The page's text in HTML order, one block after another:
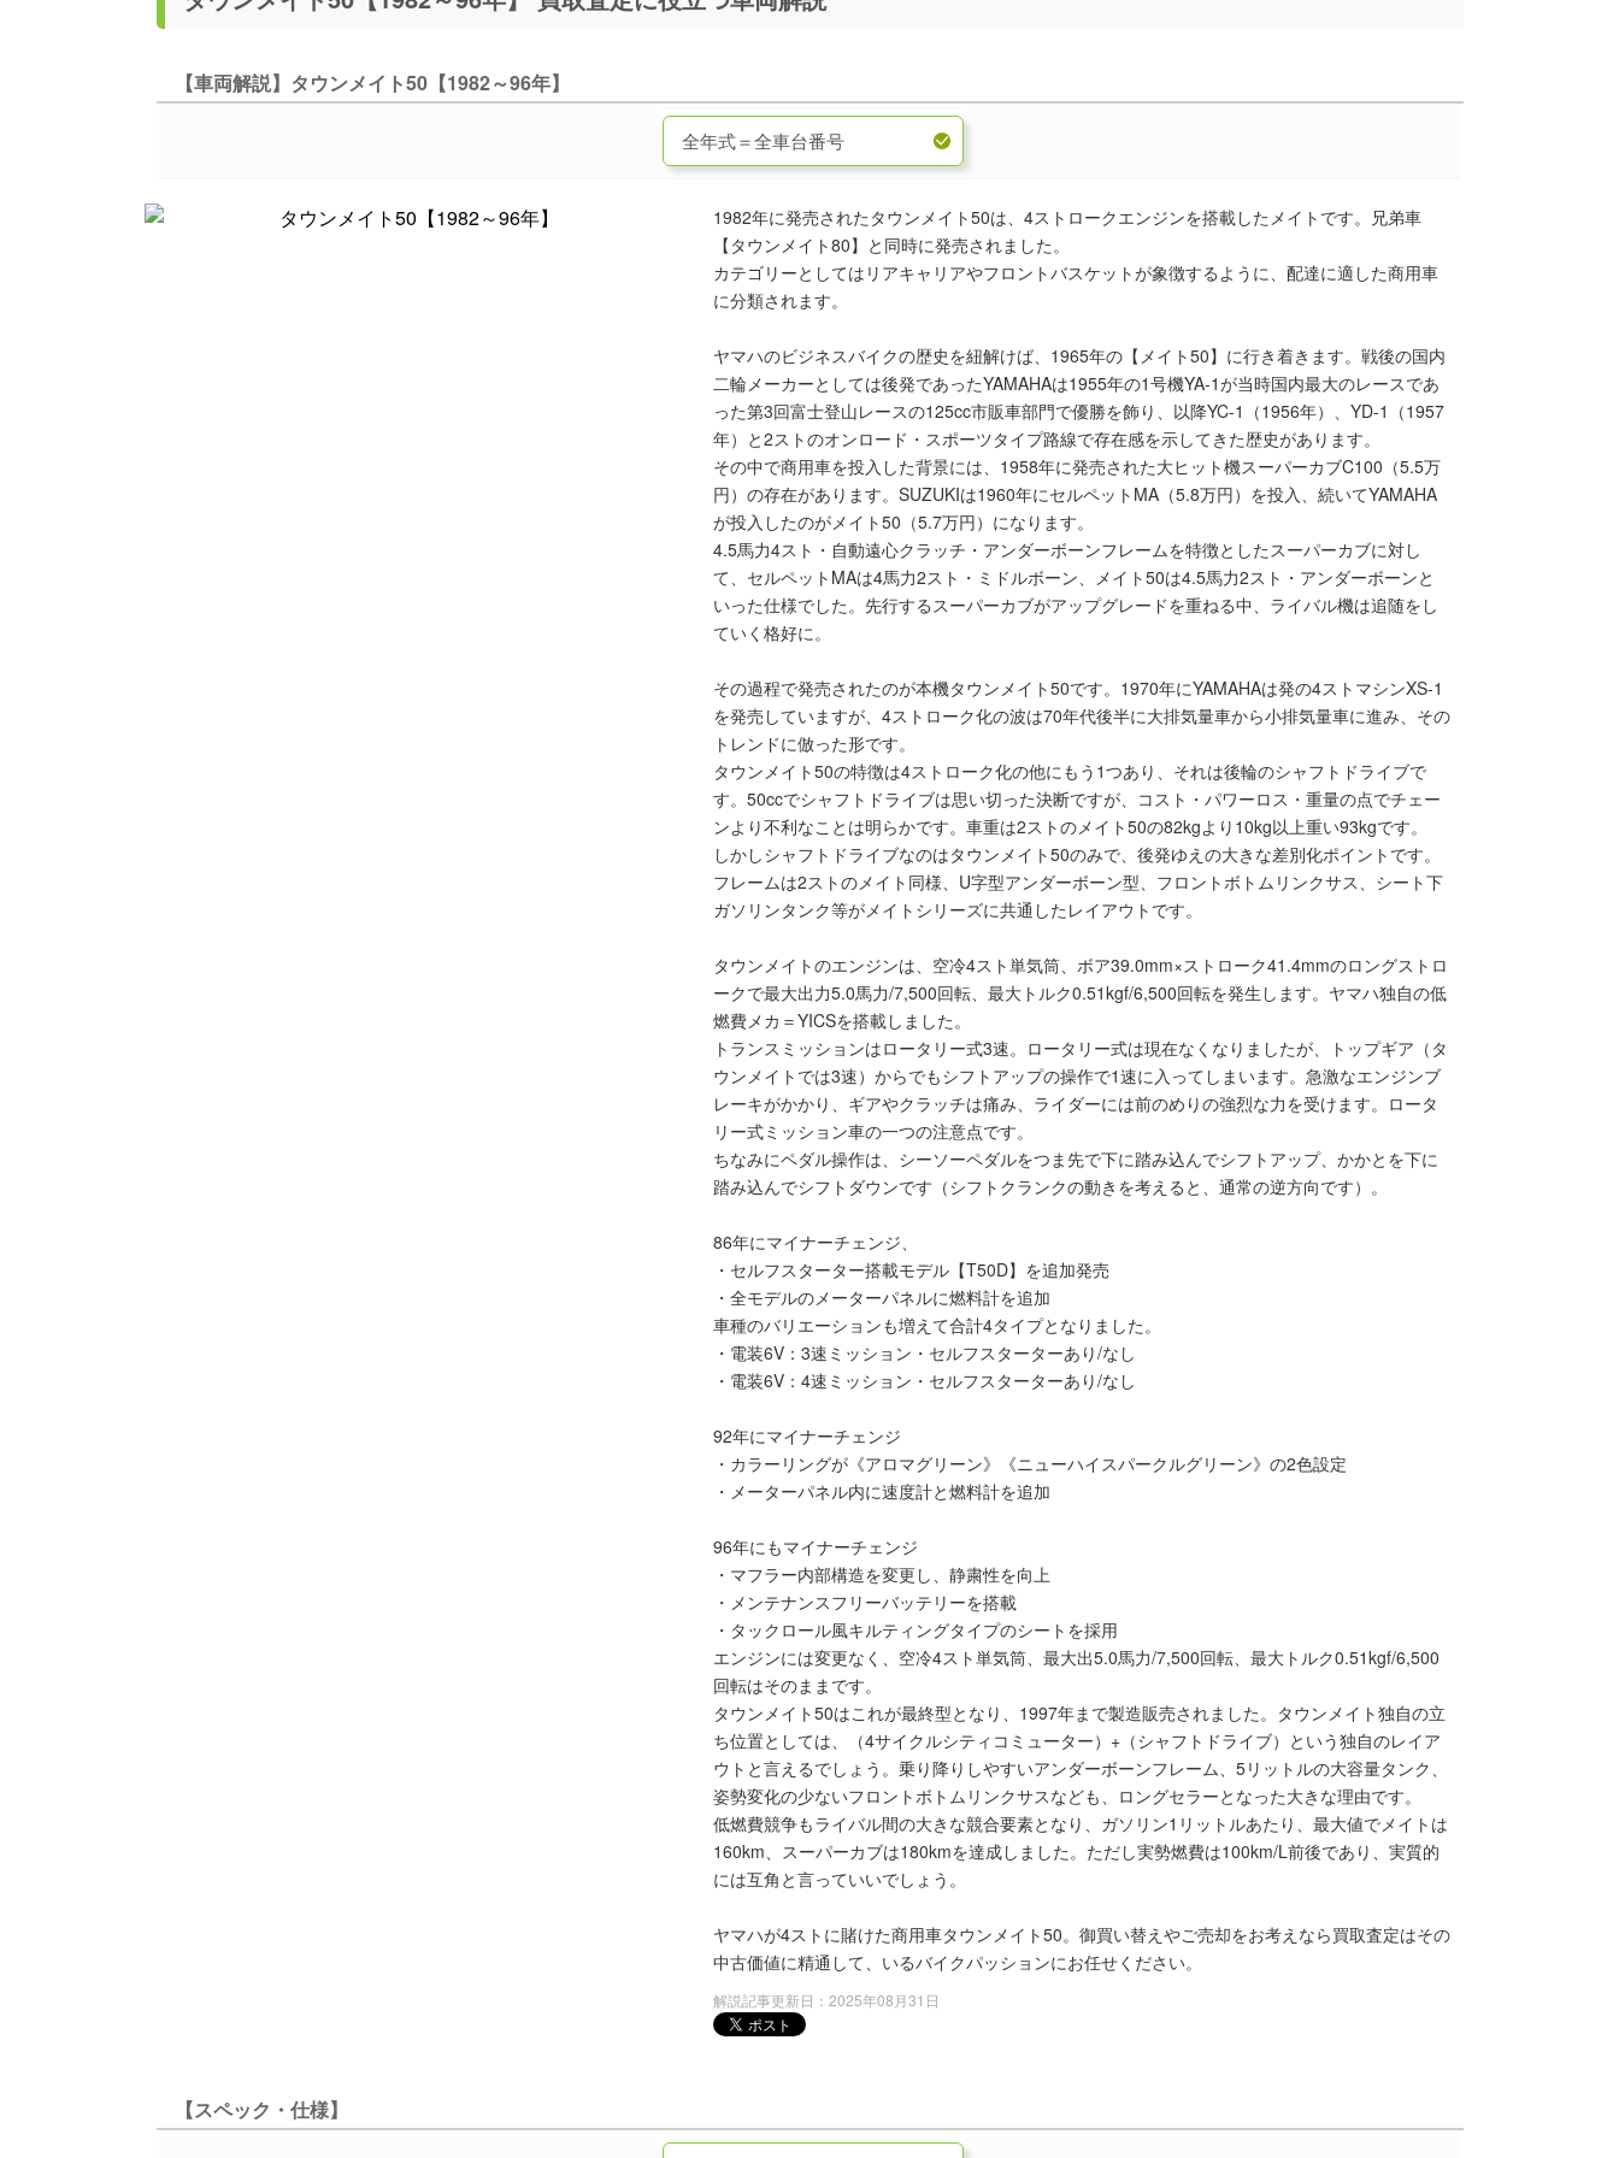
【車両解説】タウンメイト50【1982～96年】
1982年に発売されたタウンメイト50は、4ストロークエンジンを搭載したメイトです。兄弟車
【タウンメイト80】と同時に発売されました。
カテゴリーとしてはリアキャリアやフロントバスケットが象徴するように、配達に適した商用車
に分類されます。
ヤマハのビジネスバイクの歴史を紐解けば、1965年の【メイト50】に行き着きます。戦後の国内
二輪メーカーとしては後発であったYAMAHAは1955年の1号機YA-1が当時国内最大のレースであ
った第3回富士登山レースの125cc市販車部門で優勝を飾り、以降YC-1（1956年）、YD-1（1957
年）と2ストのオンロード・スポーツタイプ路線で存在感を示してきた歴史があります。
その中で商用車を投入した背景には、1958年に発売された大ヒット機スーパーカブC100（5.5万
円）の存在があります。SUZUKIは1960年にセルペットMA（5.8万円）を投入、続いてYAMAHA
が投入したのがメイト50（5.7万円）になります。
4.5馬力4スト・自動遠心クラッチ・アンダーボーンフレームを特徴としたスーパーカブに対し
て、セルペットMAは4馬力2スト・ミドルボーン、メイト50は4.5馬力2スト・アンダーボーンと
いった仕様でした。先行するスーパーカブがアップグレードを重ねる中、ライバル機は追随をし
ていく格好に。
その過程で発売されたのが本機タウンメイト50です。1970年にYAMAHAは発の4ストマシンXS-1
を発売していますが、4ストローク化の波は70年代後半に大排気量車から小排気量車に進み、その
トレンドに倣った形です。
タウンメイト50の特徴は4ストローク化の他にもう1つあり、それは後輪のシャフトドライブで
す。50ccでシャフトドライブは思い切った決断ですが、コスト・パワーロス・重量の点でチェー
ンより不利なことは明らかです。車重は2ストのメイト50の82kgより10kg以上重い93kgです。
しかしシャフトドライブなのはタウンメイト50のみで、後発ゆえの大きな差別化ポイントです。
フレームは2ストのメイト同様、U字型アンダーボーン型、フロントボトムリンクサス、シート下
ガソリンタンク等がメイトシリーズに共通したレイアウトです。
タウンメイトのエンジンは、空冷4スト単気筒、ボア39.0mm×ストローク41.4mmのロングストロ
ークで最大出力5.0馬力/7,500回転、最大トルク0.51kgf/6,500回転を発生します。ヤマハ独自の低
燃費メカ＝YICSを搭載しました。
トランスミッションはロータリー式3速。ロータリー式は現在なくなりましたが、トップギア（タ
ウンメイトでは3速）からでもシフトアップの操作で1速に入ってしまいます。急激なエンジンブ
レーキがかかり、ギアやクラッチは痛み、ライダーには前のめりの強烈な力を受けます。ロータ
リー式ミッション車の一つの注意点です。
ちなみにペダル操作は、シーソーペダルをつま先で下に踏み込んでシフトアップ、かかとを下に
踏み込んでシフトダウンです（シフトクランクの動きを考えると、通常の逆方向です）。
86年にマイナーチェンジ、
・セルフスターター搭載モデル【T50D】を追加発売
・全モデルのメーターパネルに燃料計を追加
車種のバリエーションも増えて合計4タイプとなりました。
・電装6V：3速ミッション・セルフスターターあり/なし
・電装6V：4速ミッション・セルフスターターあり/なし
92年にマイナーチェンジ
・カラーリングが《アロマグリーン》《ニューハイスパークルグリーン》の2色設定
・メーターパネル内に速度計と燃料計を追加
96年にもマイナーチェンジ
・マフラー内部構造を変更し、静粛性を向上
・メンテナンスフリーバッテリーを搭載
・タックロール風キルティングタイプのシートを採用
エンジンには変更なく、空冷4スト単気筒、最大出5.0馬力/7,500回転、最大トルク0.51kgf/6,500
回転はそのままです。
タウンメイト50はこれが最終型となり、1997年まで製造販売されました。タウンメイト独自の立
ち位置としては、（4サイクルシティコミューター）+（シャフトドライブ）という独自のレイア
ウトと言えるでしょう。乗り降りしやすいアンダーボーンフレーム、5リットルの大容量タンク、
姿勢変化の少ないフロントボトムリンクサスなども、ロングセラーとなった大きな理由です。
低燃費競争もライバル間の大きな競合要素となり、ガソリン1リットルあたり、最大値でメイトは
160km、スーパーカブは180kmを達成しました。ただし実勢燃費は100km/L前後であり、実質的
には互角と言っていいでしょう。
ヤマハが4ストに賭けた商用車タウンメイト50。御買い替えやご売却をお考えなら買取査定はその
中古価値に精通して、いるバイクパッションにお任せください。
解説記事更新日：2025年08月31日
【スペック・仕様】